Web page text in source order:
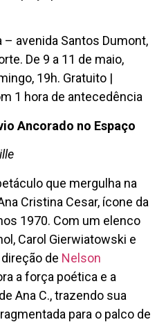
avenida Santos Dumont,
De 9 a 11 de maio,
19h. Gratuito |
1 hora de antecedência
Ancorado no Espaço
que mergulha na
Cristina Cesar, ícone da
1970. Com um elenco
Carol Gierwiatowski e
de Nelson
a força poética e a
Ana C., trazendo sua
para o palco de